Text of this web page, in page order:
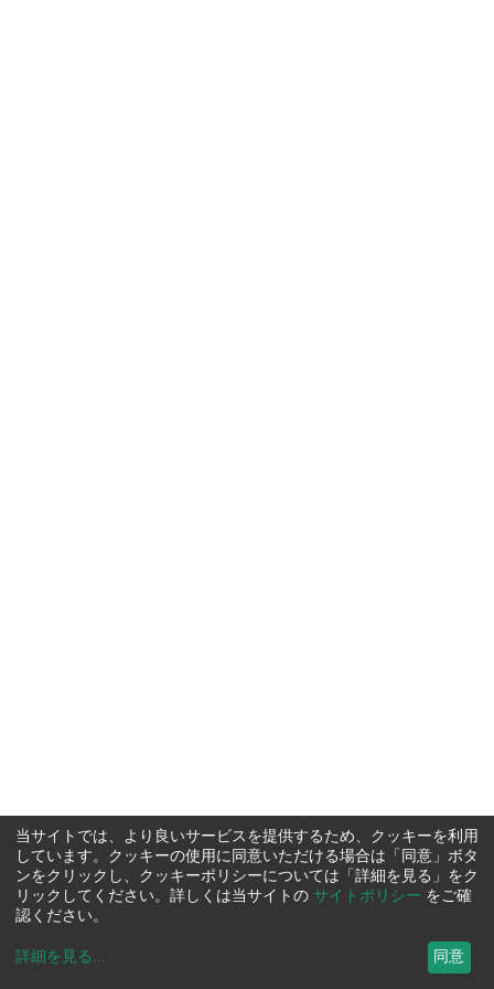
当サイトでは、より良いサービスを提供するため、クッキーを利用
しています。クッキーの使用に同意いただける場合は「同意」ボタ
ンをクリックし、クッキーポリシーについては「詳細を見る」をク
リックしてください。詳しくは当サイトの サイトポリシー をご確
認ください。
詳細を見る ... 同意